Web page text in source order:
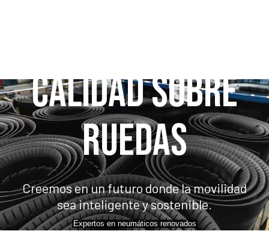
CALIDAD SOBRE
RUEDAS
Creemos en un futuro donde la movilidad
sea inteligente y sostenible.